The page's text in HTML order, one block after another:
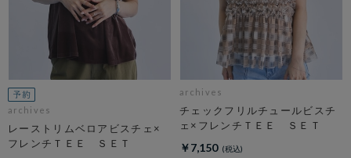
archives
レーストリムベロアビスチェ×
フレンチＴＥＥ ＳＥＴ
archives
チェックフリルチュールビスチ
ェ×フレンチＴＥＥ ＳＥＴ
￥7,150